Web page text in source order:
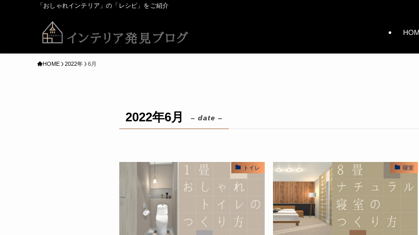
「おしゃれインテリア」の「レシピ」をご紹介
HOME 2022年 6月
2022年6月 – date –
トイレ 寝室